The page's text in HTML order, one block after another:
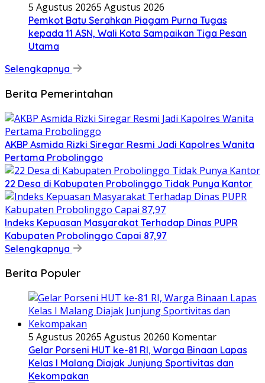
5 Agustus 20265 Agustus 2026
Pemkot Batu Serahkan Piagam Purna Tugas
kepada 11 ASN, Wali Kota Sampaikan Tiga Pesan
Utama
Selengkapnya
Berita Pemerintahan
AKBP Asmida Rizki Siregar Resmi Jadi Kapolres Wanita
Pertama Probolinggo
22 Desa di Kabupaten Probolinggo Tidak Punya Kantor
Indeks Kepuasan Masyarakat Terhadap Dinas PUPR
Kabupaten Probolinggo Capai 87,97
Selengkapnya
Berita Populer
5 Agustus 20265 Agustus 20260 Komentar
Gelar Porseni HUT ke-81 RI, Warga Binaan Lapas
Kelas I Malang Diajak Junjung Sportivitas dan
Kekompakan